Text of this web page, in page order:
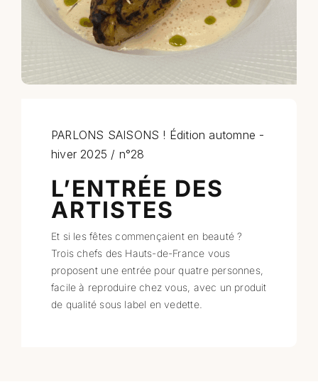
Professionnels
RECHERCHER:
PARLONS SAISONS ! Édition automne -
hiver 2025 / n°28
L’ENTRÉE DES
ARTISTES
Et si les fêtes commençaient en beauté ?
Trois chefs des Hauts-de-France vous
proposent une entrée pour quatre personnes,
facile à reproduire chez vous, avec un produit
de qualité sous label en vedette.